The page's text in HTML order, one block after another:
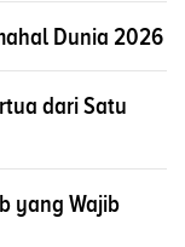
Dunia 2026
dari Satu
yang Wajib